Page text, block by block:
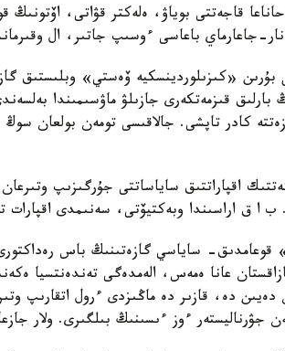
قاجەتتى بوياۋ، ەلەكتر قۋاتى،
جاعارماي باعاسى ءوسىپ جاتىر، ال
بارلىق قىزمەتكەرى جازىلۋ ماۋسىمىندا
كادر تاپشى. جالاقىسى تومەن بولعان
اقپاراتتىق ساياساتتى جۇرگىزىپ
ب ا ق اراسىندا وبەكتيۆتى، سەنىمدى اقپارات
قوعامدىق- ساياسي گازەتىنىڭ باس
عانا ەمەس، الەمدەگى تەندەنتسيا
دەيىن دە، قازىر دە ماڭىزدى ءرول اتقارىپ
ءوز ءىسىنىڭ بىلگىرى. ولار